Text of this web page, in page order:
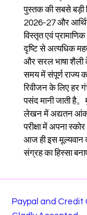
पुस्तक की सबसे बड़ी
2026-27 और
विस्तृत एवं प्रामाणिक
दृष्टि से अत्यधिक
और सरल भाषा शैली
समय में संपूर्ण राज्य
रिवीजन के लिए हर
पसंद मानी जाती है
लेखन में अद्यतन
परीक्षा में अपना
आज ही इस मूल्यवान
संग्रह का हिस्सा
Paypal and Credit